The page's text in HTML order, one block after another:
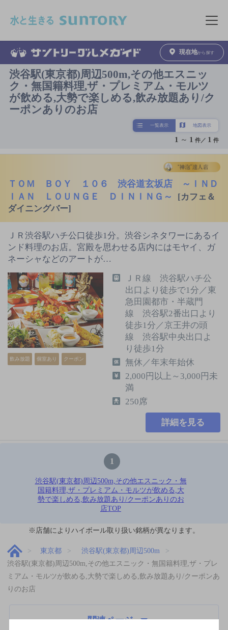
メニュ
現在地から探す
渋谷駅(東京都)周辺500m,その他エスニッ
ク・無国籍料理,ザ・プレミアム・モルツ
が飲める,大勢で楽しめる,飲み放題あり/ク
ーポンありのお店
一覧表示 地図表示
1 ～ 1 件／ 1 件
ＴＯＭ ＢＯＹ １０６ 渋谷道玄坂店 ～ＩＮＤ
ＩＡＮ ＬＯＵＮＧＥ ＤＩＮＩＮＧ～
[カフェ＆
ダイニングバー]
ＪＲ渋谷駅ハチ公口徒歩1分。渋谷シネタワーにあるイ
ンド料理のお店。宮殿を思わせる店内にはモヤイ、ガ
ネーシャなどのアートが…
飲み放題 個室あり クーポン
ＪＲ線 渋谷駅ハチ公
出口より徒歩で1分／東
急田園都市・半蔵門
線 渋谷駅2番出口より
徒歩1分／京王井の頭
線 渋谷駅中央出口よ
り徒歩1分
無休／年末年始休
2,000円以上～3,000円未
満
250席
詳細を見る
1
渋谷駅(東京都)周辺500m,その他エスニック・無
国籍料理,ザ・プレミアム・モルツが飲める,大
勢で楽しめる,飲み放題あり/クーポンありのお
店TOP
※店舗によりハイボール取り扱い銘柄が異なります。
東京都
渋谷駅(東京都)周辺500m
渋谷駅(東京都)周辺500m,その他エスニック・無国籍料理,ザ・プレ
ミアム・モルツが飲める,大勢で楽しめる,飲み放題あり/クーポンあ
りのお店
関連ページ